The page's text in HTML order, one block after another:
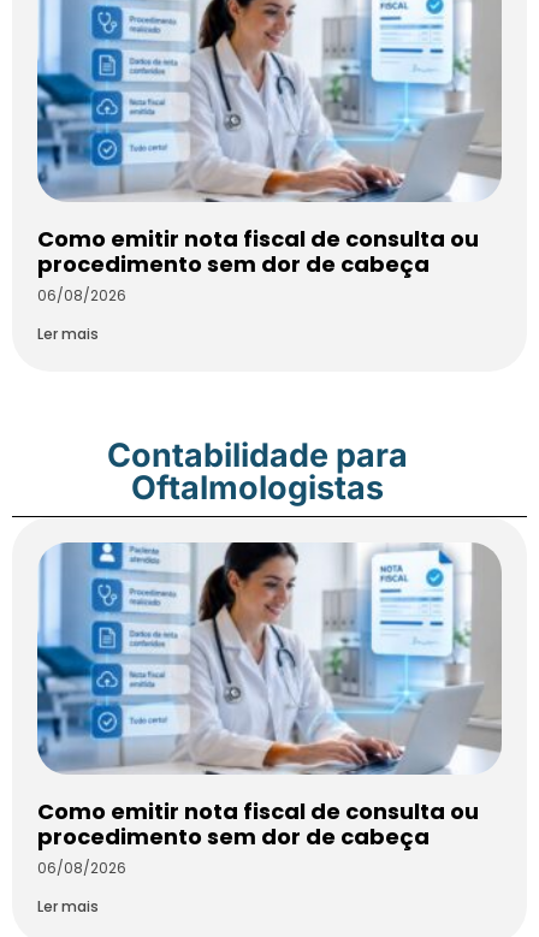
Como emitir nota fiscal de consulta ou
procedimento sem dor de cabeça
06/08/2026
Ler mais
Contabilidade para
Oftalmologistas
Como emitir nota fiscal de consulta ou
procedimento sem dor de cabeça
06/08/2026
Ler mais